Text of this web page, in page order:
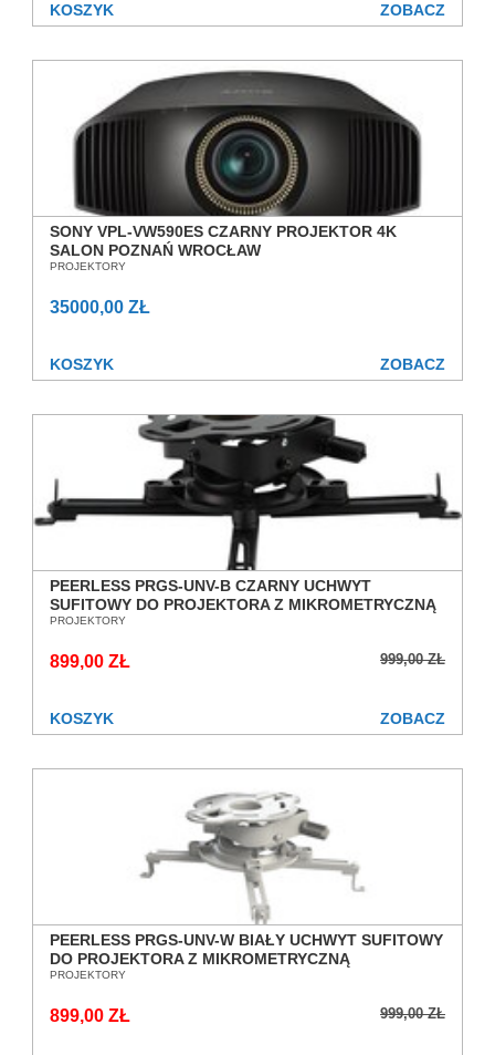
KOSZYK ZOBACZ
SONY VPL-VW590ES CZARNY PROJEKTOR 4K
SALON POZNAŃ WROCŁAW
PROJEKTORY
35000,00 ZŁ
KOSZYK ZOBACZ
PEERLESS PRGS-UNV-B CZARNY UCHWYT
SUFITOWY DO PROJEKTORA Z MIKROMETRYCZNĄ
REGULACJĄ POCHYLENIA SALON POZNAŃ
PROJEKTORY
999,00 ZŁ
899,00 ZŁ
KOSZYK ZOBACZ
PEERLESS PRGS-UNV-W BIAŁY UCHWYT SUFITOWY
DO PROJEKTORA Z MIKROMETRYCZNĄ
REGULACJĄ POCHYLENIA SALON POZNAŃ
PROJEKTORY
999,00 ZŁ
899,00 ZŁ